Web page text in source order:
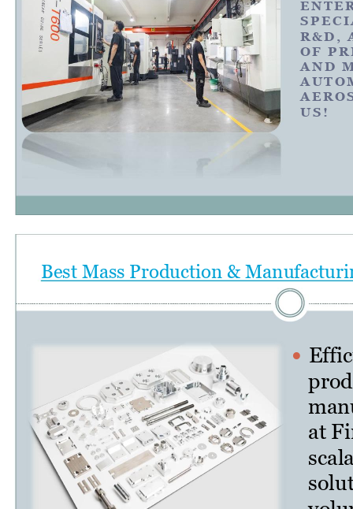
EN TE
SPECI
R&D ,
OF PR
AN D
A U TO
AERO
U S !
Best Mass Production &

at